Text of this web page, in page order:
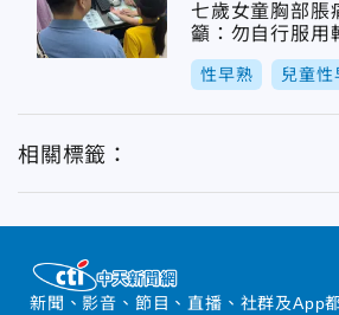
七歲女童胸部脹
籲：勿自行服用
性早熟 兒童性
相關標籤：
新聞、影音、節目、直播、社群及App